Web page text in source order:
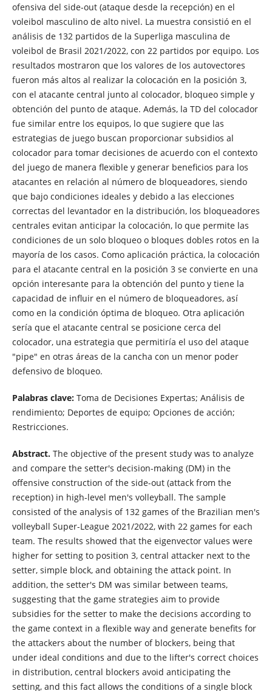
ofensiva del side-out (ataque desde la recepción) en el
voleibol masculino de alto nivel. La muestra consistió en el
análisis de 132 partidos de la Superliga masculina de
voleibol de Brasil 2021/2022, con 22 partidos por equipo. Los
resultados mostraron que los valores de los autovectores
fueron más altos al realizar la colocación en la posición 3,
con el atacante central junto al colocador, bloqueo simple y
obtención del punto de ataque. Además, la TD del colocador
fue similar entre los equipos, lo que sugiere que las
estrategias de juego buscan proporcionar subsidios al
colocador para tomar decisiones de acuerdo con el contexto
del juego de manera flexible y generar beneficios para los
atacantes en relación al número de bloqueadores, siendo
que bajo condiciones ideales y debido a las elecciones
correctas del levantador en la distribución, los bloqueadores
centrales evitan anticipar la colocación, lo que permite las
condiciones de un solo bloqueo o bloques dobles rotos en la
mayoría de los casos. Como aplicación práctica, la colocación
para el atacante central en la posición 3 se convierte en una
opción interesante para la obtención del punto y tiene la
capacidad de influir en el número de bloqueadores, así
como en la condición óptima de bloqueo. Otra aplicación
sería que el atacante central se posicione cerca del
colocador, una estrategia que permitiría el uso del ataque
"pipe" en otras áreas de la cancha con un menor poder
defensivo de bloqueo.
Palabras clave:Toma de Decisiones Expertas; Análisis de
rendimiento; Deportes de equipo; Opciones de acción;
Restricciones.
Abstract. The objective of the present study was to analyze
and compare the setter's decision-making (DM) in the
offensive construction of the side-out (attack from the
reception) in high-level men's volleyball. The sample
consisted of the analysis of 132 games of the Brazilian men's
volleyball Super-League 2021/2022, with 22 games for each
team. The results showed that the eigenvector values were
higher for setting to position 3, central attacker next to the
setter, simple block, and obtaining the attack point. In
addition, the setter's DM was similar between teams,
suggesting that the game strategies aim to provide
subsidies for the setter to make the decisions according to
the game context in a flexible way and generate benefits for
the attackers about the number of blockers, being that
under ideal conditions and due to the lifter's correct choices
in distribution, central blockers avoid anticipating the
setting, and this fact allows the conditions of a single block